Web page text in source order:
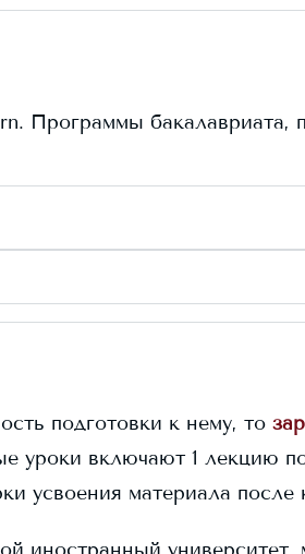
. Программы бакалавриата,
подготовки к нему, то
уроки включают 1 лекцию
усвоения материала после